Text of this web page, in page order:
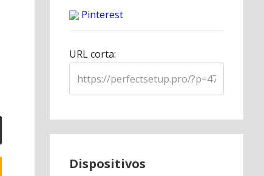
Pinterest
URL corta:
Dispositivos